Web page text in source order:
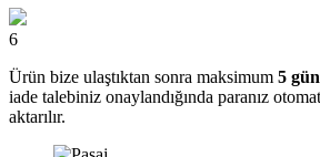
6
Ürün bize ulaştıktan sonra maksimum 5
iade talebiniz onaylandığında paranız
aktarılır.